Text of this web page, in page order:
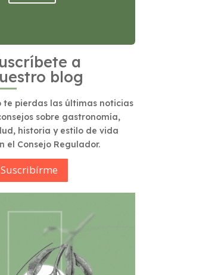
a
blog
te pierdas las últimas noticias
sobre gastronomía,
historia y estilo de vida
el Consejo Regulador.
Suscribírme